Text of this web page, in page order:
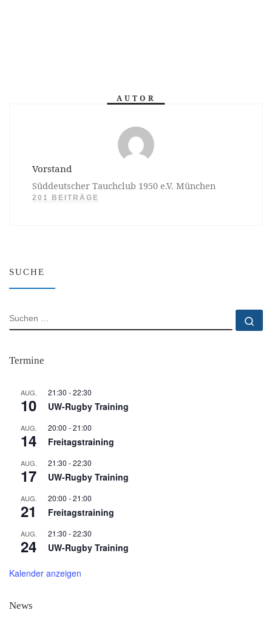
AUTOR
Vorstand
Süddeutscher Tauchclub 1950 e.V. München
201 BEITRÄGE
SUCHE
SUCHE
Termine
AUG.
10
21:30 -22:30
UW-Rugby Training
AUG.
14
20:00 -21:00
Freitagstraining
AUG.
17
21:30 -22:30
UW-Rugby Training
AUG.
21
20:00 -21:00
Freitagstraining
AUG.
24
21:30 -22:30
UW-Rugby Training
Kalender anzeigen
News